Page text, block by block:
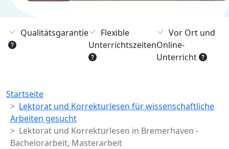
Qualitätsgarantie
Flexible
Unterrichtszeiten
Vor Ort und
Online-
Unterricht
Breadcrumb
Startseite
Lektorat und Korrekturlesen für wissenschaftliche
Arbeiten gesucht
Lektorat und Korrekturlesen in Bremerhaven -
Bachelorarbeit, Masterarbeit